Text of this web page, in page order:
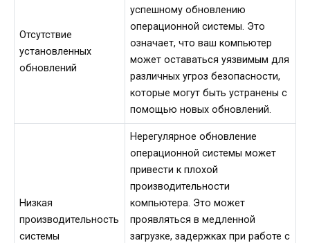
Отсутствие
установленных
обновлений
успешному обновлению
операционной системы. Это
означает, что ваш компьютер
может оставаться уязвимым для
различных угроз безопасности,
которые могут быть устранены с
помощью новых обновлений.
Низкая
производительность
системы
Нерегулярное обновление
операционной системы может
привести к плохой
производительности
компьютера. Это может
проявляться в медленной
загрузке, задержках при работе с